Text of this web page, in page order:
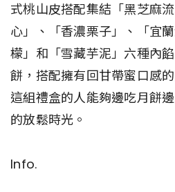
式桃山皮搭配集結「黑芝麻
心」、「香濃栗子」、「宜
檬」和「雪藏芋泥」六種內
餅，搭配擁有回甘帶蜜口感
這組禮盒的人能夠邊吃月餅
的放鬆時光。
Info.